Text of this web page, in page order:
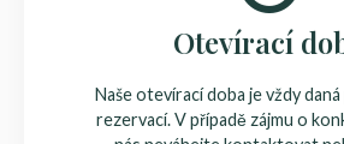
Otevírací
Naše otevírací doba je vždy
rezervací. V případě zájmu o